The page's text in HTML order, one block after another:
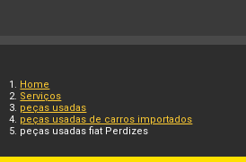
Home
Serviços
peças usadas
peças usadas de carros importados
peças usadas fiat Perdizes